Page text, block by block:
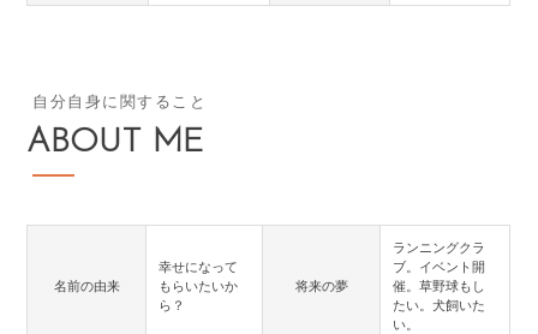
自分自身に関すること
ABOUT ME
名前の由来
幸せになって
もらいたいか
ら？
将来の夢
ランニングクラ
ブ。イベント開
催。草野球もし
たい。犬飼いた
い。